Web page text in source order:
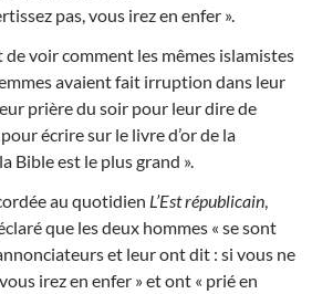
pas, vous irez en enfer ».
voir comment les mêmes islamistes
avaient fait irruption dans leur
prière du soir pour leur dire de
écrire sur le livre d’or de la
Bible est le plus grand ».
au quotidien L’Est républicain
que les deux hommes « se sont
et leur ont dit : si vous ne
irez en enfer » et ont « prié en